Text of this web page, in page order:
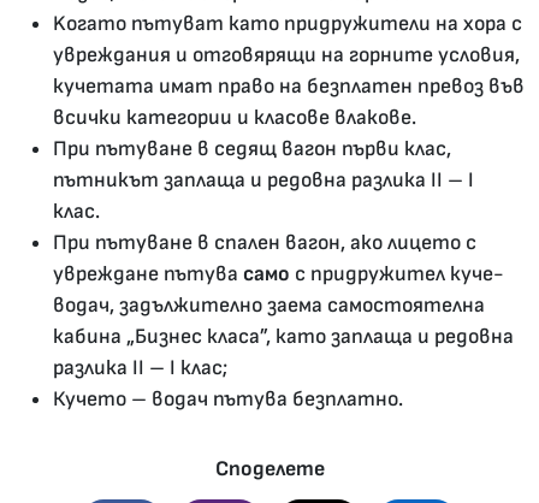
Kогато пътуват като придружители на хора с
увреждания и отговярящи на горните условия,
кучетата имат право на безплатен превоз във
всички категории и класове влакове.
При пътуване в седящ вагон първи клас,
пътникът заплаща и редовна разлика II – I
клас.
При пътуване в спален вагон, ако лицето с
увреждане пътува само с придружител куче-
водач, задължително заема самостоятелна
кабина „Бизнес класа”, като заплаща и редовна
разлика II – I клас;
Кучето – водач пътува безплатно.
Споделете